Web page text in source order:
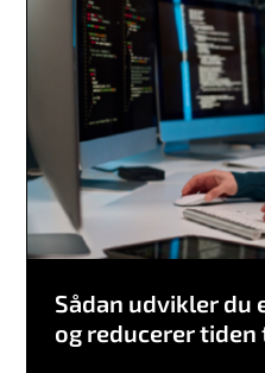
Sådan udvikler du
og reducerer